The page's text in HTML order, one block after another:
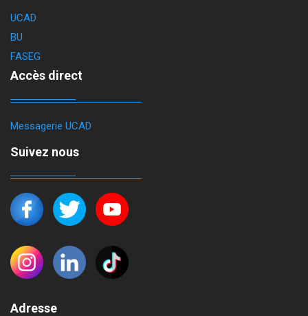
UCAD
BU
FASEG
Accès direct
Messagerie UCAD
Suivez nous
Adresse